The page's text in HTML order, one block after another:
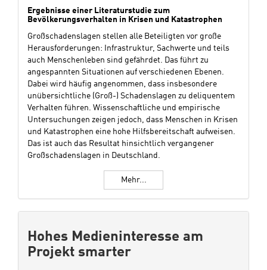
Ergebnisse einer Literaturstudie zum
Bevölkerungsverhalten in Krisen und Katastrophen
Großschadenslagen stellen alle Beteiligten vor große
Herausforderungen: Infrastruktur, Sachwerte und teils
auch Menschenleben sind gefährdet. Das führt zu
angespannten Situationen auf verschiedenen Ebenen.
Dabei wird häufig angenommen, dass insbesondere
unübersichtliche (Groß-) Schadenslagen zu deliquentem
Verhalten führen. Wissenschaftliche und empirische
Untersuchungen zeigen jedoch, dass Menschen in Krisen
und Katastrophen eine hohe Hilfsbereitschaft aufweisen.
Das ist auch das Resultat hinsichtlich vergangener
Großschadenslagen in Deutschland.
Mehr...
Hohes Medieninteresse am
Projekt smarter